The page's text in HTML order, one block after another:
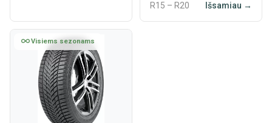
R15 – R20 Išsamiau →
Visiems sezonams